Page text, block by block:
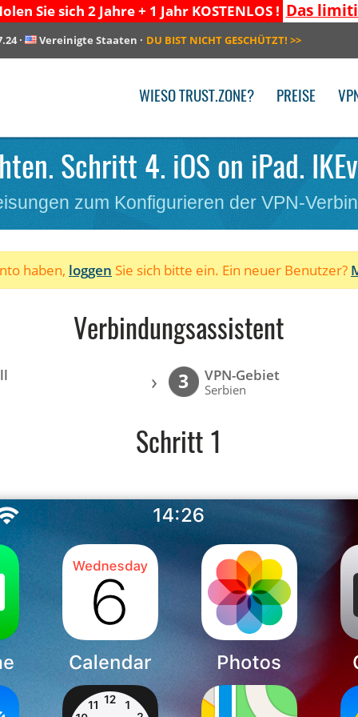
Sie sich 2 Jahre + 1 Jahr KOSTENLOS ! Das
· Vereinigte Staaten · DU BIST NICHT GESCHÜTZT! >>
WIESO TRUST.ZONE? PREISE
Schritt 4. iOS on iPad.
zum Konfigurieren der VPN-
haben, loggen Sie sich bitte ein. Ein neuer Benutzer?
Verbindungsassistent
› 3 VPN-Gebiet
Serbien
Schritt 1